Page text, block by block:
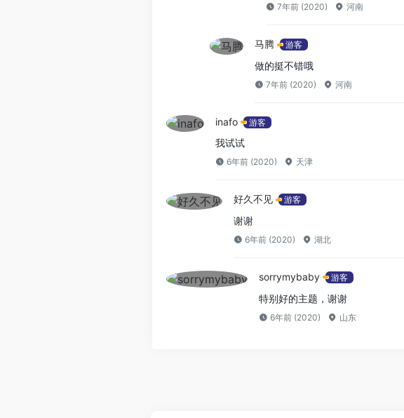
7年前 (2020) 河南
马腾 游客
做的挺不错哦
7年前 (2020) 河南
inafo 游客
我试试
6年前 (2020) 天津
好久不见 游客
谢谢
6年前 (2020) 湖北
sorrymybaby 游客
特别好的主题，谢谢
6年前 (2020) 山东